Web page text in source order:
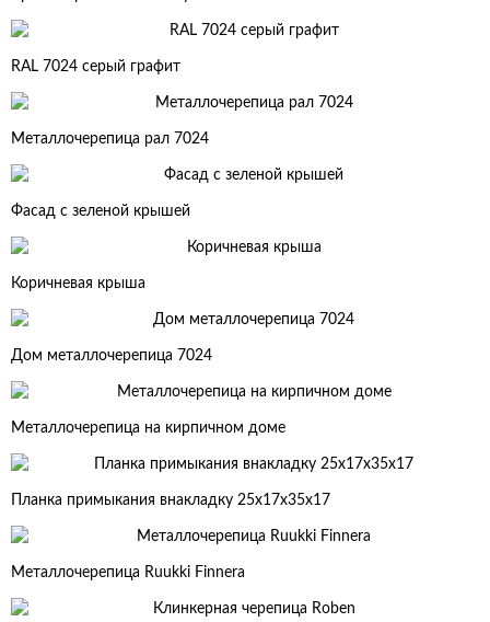
RAL 7024 серый графит
Металлочерепица рал 7024
Фасад с зеленой крышей
Коричневая крыша
Дом металлочерепица 7024
Металлочерепица на кирпичном доме
Планка примыкания внакладку 25х17х35х17
Металлочерепица Ruukki Finnera